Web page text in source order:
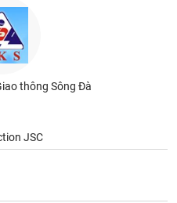
thông Sông Đà
JSC